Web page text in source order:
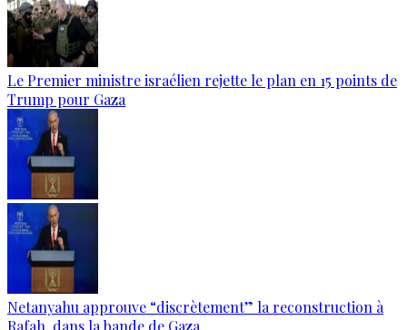
Le Premier ministre israélien rejette le plan en 15 points de
Trump pour Gaza
Netanyahu approuve “discrètement” la reconstruction à
Rafah, dans la bande de Gaza